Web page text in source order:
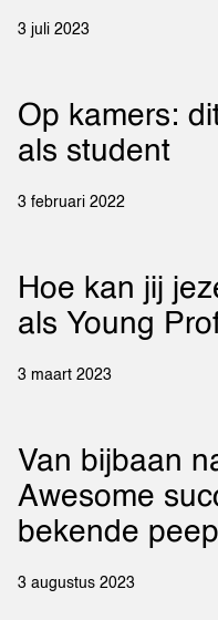
3 juli 2023
Op kamers:
als student
3 februari 2022
Hoe kan jij
als Young
3 maart 2023
Van bijbaan
Awesome
bekende
3 augustus 2023